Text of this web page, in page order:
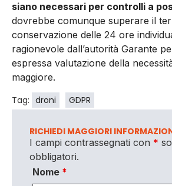
siano necessari per controlli a
dovrebbe co­munque superare il
conservazione delle 24 ore
ragionevole dall’autorità Garante
espressa valutazione della
maggiore.
Tag: droni GDPR
RICHIEDI MAGGIORI
I campi contrassegnati con *
obbligatori.
Nome *